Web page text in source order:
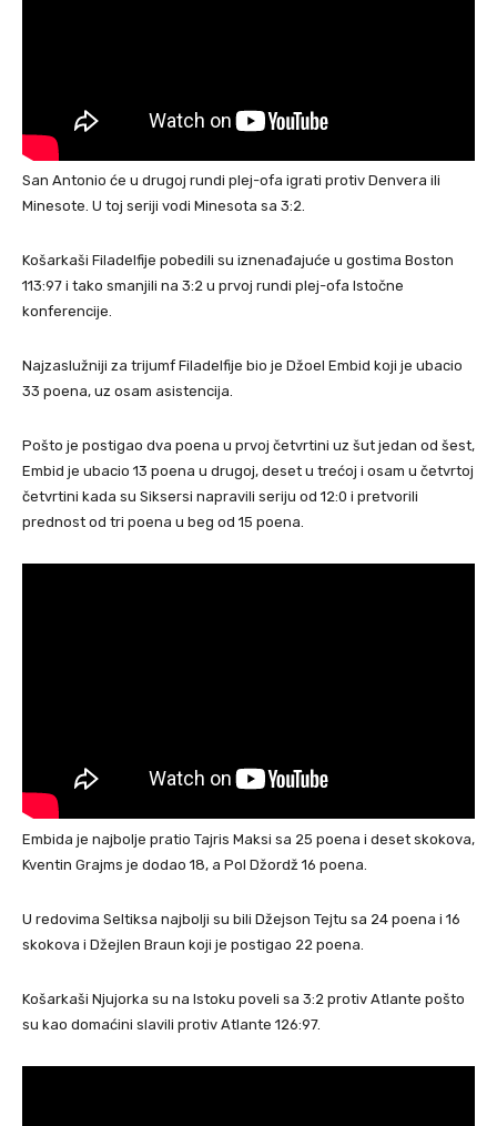
San Antonio će u drugoj rundi plej-ofa igrati protiv Denvera ili
Minesote. U toj seriji vodi Minesota sa 3:2.
Košarkaši Filadelfije pobedili su iznenađajuće u gostima Boston
113:97 i tako smanjili na 3:2 u prvoj rundi plej-ofa Istočne
konferencije.
Najzaslužniji za trijumf Filadelfije bio je Džoel Embid koji je ubacio
33 poena, uz osam asistencija.
Pošto je postigao dva poena u prvoj četvrtini uz šut jedan od šest,
Embid je ubacio 13 poena u drugoj, deset u trećoj i osam u četvrtoj
četvrtini kada su Siksersi napravili seriju od 12:0 i pretvorili
prednost od tri poena u beg od 15 poena.
Embida je najbolje pratio Tajris Maksi sa 25 poena i deset skokova,
Kventin Grajms je dodao 18, a Pol Džordž 16 poena.
U redovima Seltiksa najbolji su bili Džejson Tejtu sa 24 poena i 16
skokova i Džejlen Braun koji je postigao 22 poena.
Košarkaši Njujorka su na Istoku poveli sa 3:2 protiv Atlante pošto
su kao domaćini slavili protiv Atlante 126:97.